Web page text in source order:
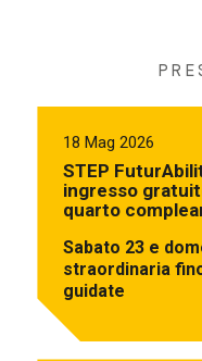
18 Mag 2026
STEP
ingresso
quarto
Sabato 23 e
straordinaria
guidate